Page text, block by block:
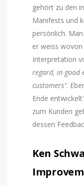
gehört zu den
Manifests und
persönlich.
er weiss
Interpretation
regard, in good
customers".
Ende
zum Kunden
dessen
Ken